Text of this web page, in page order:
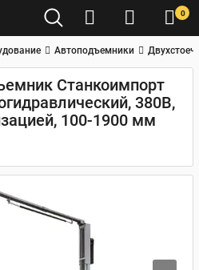
0
Автоподъемники
Станкоимпорт
380В,
100-1900 мм